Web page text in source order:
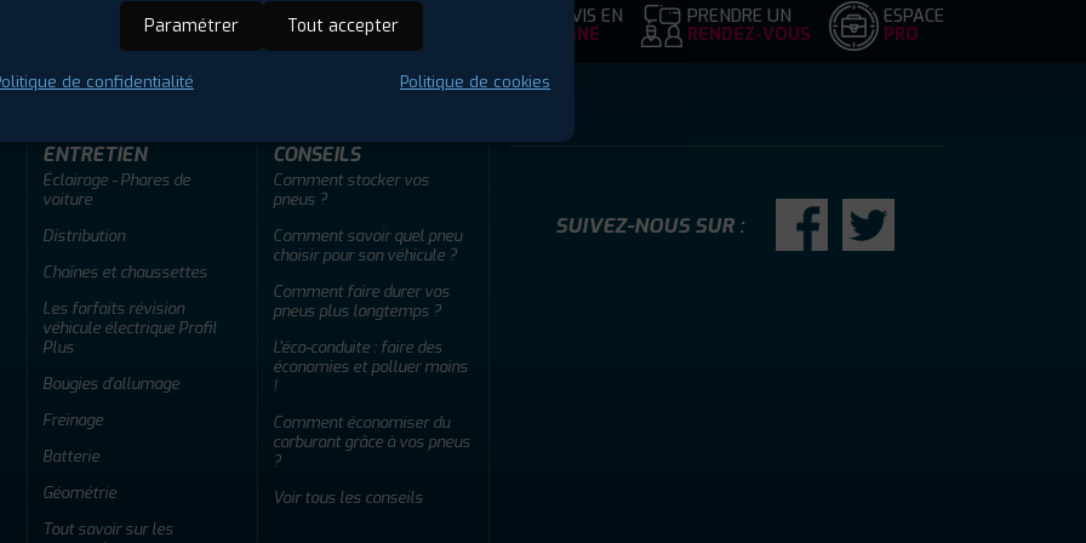
Offres d'emploi FAQ DEVIS EN
LIGNE
PRENDRE UN
RENDEZ-VOUS
ESPACE
PRO
ENTRETIEN
Éclairage - Phares de
voiture
Distribution
Chaînes et chaussettes
Les forfaits révision
véhicule électrique Profil
Plus
Bougies d'allumage
Freinage
Batterie
Géométrie
Tout savoir sur les
CONSEILS
Comment stocker vos
pneus ?
Comment savoir quel pneu
choisir pour son véhicule ?
Comment faire durer vos
pneus plus longtemps ?
L'éco-conduite : faire des
économies et polluer moins
!
Comment économiser du
carburant grâce à vos pneus
?
Voir tous les conseils
SUIVEZ-NOUS SUR :
Paramétrer Tout accepter
de confidentialité Politique de cookies